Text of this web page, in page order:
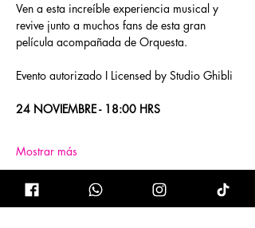
Ven a esta increíble experiencia musical y
revive junto a muchos fans de esta gran
película acompañada de Orquesta.
Evento autorizado I Licensed by Studio Ghibli
24 NOVIEMBRE - 18:00 HRS
Mostrar más
Entradas